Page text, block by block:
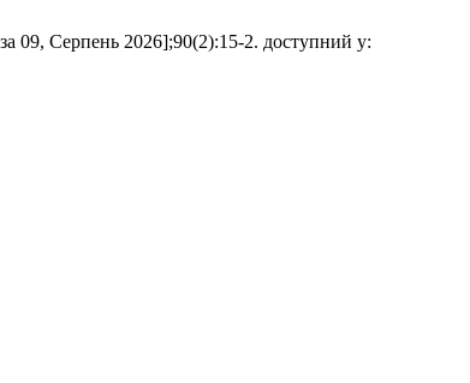
09, Серпень 2026];90(2):15-2. доступний у: